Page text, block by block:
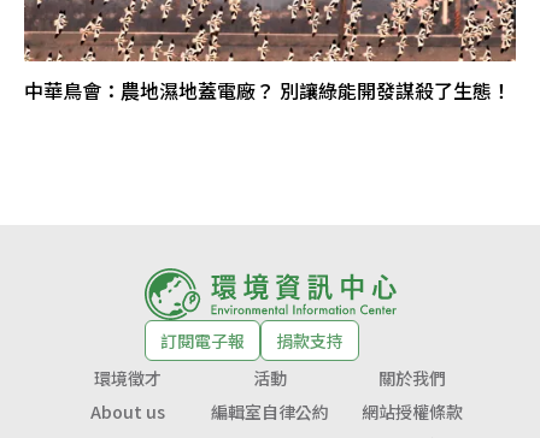
中華鳥會：農地濕地蓋電廠？ 別讓綠能開發謀殺了生態！
訂閱電子報
捐款支持
環境徵才
活動
關於我們
About us
編輯室自律公約
網站授權條款